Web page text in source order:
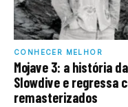
CONHECER MELHOR
Mojave 3: a história
Slowdive e regressa
remasterizados